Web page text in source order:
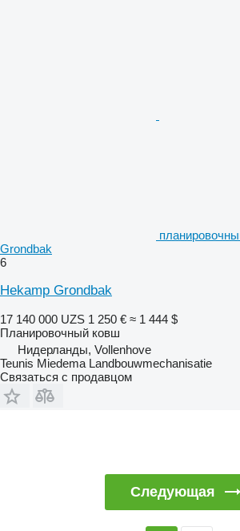
Grondbak
6
Hekamp Grondbak
17 140 000 UZS 1 250 € ≈ 1 444 $
Планировочный ковш
Нидерланды, Vollenhove
Teunis Miedema Landbouwmechanisatie
Связаться с продавцом
Следующая